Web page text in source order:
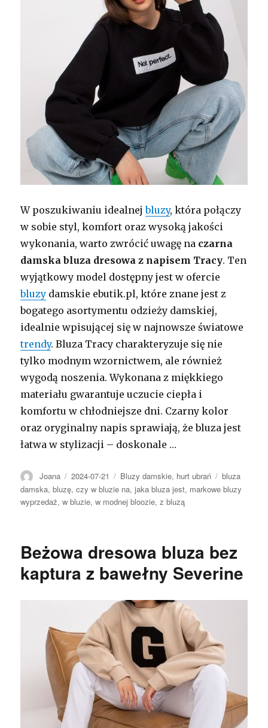
W poszukiwaniu idealnejbluzy, która połączy
w sobie styl, komfort oraz wysoką jakości
wykonania, warto zwrócić uwagę na czarna
damska bluza dresowa z napisem Tracy. Ten
wyjątkowy model dostępny jest w ofercie
bluzy damskie ebutik.pl, które znane jest z
bogatego asortymentu odzieży damskiej,
idealnie wpisującej się w najnowsze światowe
trendy. Bluza Tracy charakteryzuje się nie
tylko modnym wzornictwem, ale również
wygodą noszenia. Wykonana z miękkiego
materiału gwarantuje uczucie ciepła i
komfortu w chłodniejsze dni. Czarny kolor
oraz oryginalny napis sprawiają, że bluza jest
łatwa w stylizacji – doskonale …
Autor
Joana Opublikowano
2024-07-21 Kategorie
Bluzy damskie, hurt ubrań Tagi
bluza
damska,bluzę,czy w bluzie na,jaka bluza jest, markowe bluzy
wyprzedaż,w bluzie,w modnej bloozie,z bluzą
Beżowa dresowa bluza bez
kaptura z bawełny Severine